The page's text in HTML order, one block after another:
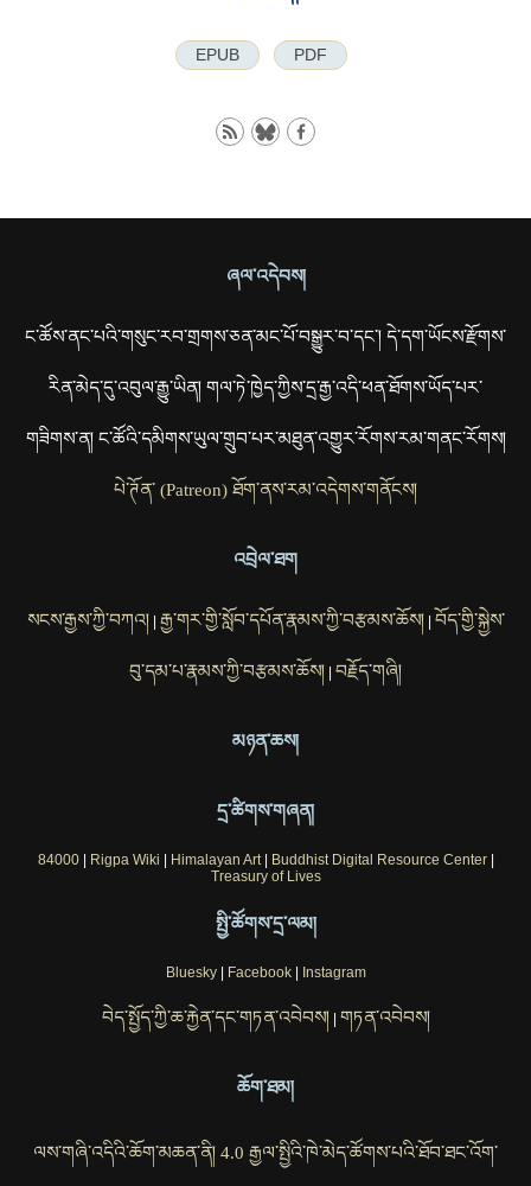
EPUB PDF
ཞལ་འདེབས།
ང་ཚོས་ནང་པའི་གསུང་རབ་གྲགས་ཅན་མང་པོ་བསྒྱུར་བ་དང་། དེ་དག་ཡོངས་རྫོགས་
རིན་མེད་དུ་འབུལ་རྒྱུ་ཡིན། གལ་ཏེ་ཁྱེད་ཀྱིས་དྲ་རྒྱ་འདི་ཕན་ཐོགས་ཡོད་པར་
གཟིགས་ན། ང་ཚོའི་དམིགས་ཡུལ་གྲུབ་པར་མཐུན་འགྱུར་རོགས་རམ་གནང་རོགས།
པེ་ཊོན་ (Patreon) ཐོག་ནས་རམ་འདེགས་གནོངས།
འབྲེལ་ཐག
སངས་རྒྱས་ཀྱི་བཀའ།| རྒྱ་གར་གྱི་སློབ་དཔོན་རྣམས་ཀྱི་བརྩམས་ཆོས།| བོད་གྱི་སྐྱེས་
བུ་དམ་པ་རྣམས་ཀྱི་བརྩམས་ཆོས། | བརྗོད་གཞི།
མཉན་ཆས།
དྲ་ཚིགས་གཞན།
84000| Rigpa Wiki | Himalayan Art| Buddhist Digital Resource Center|
Treasury of Lives
སྤྱི་ཚོགས་དྲ་ལམ།
Bluesky| Facebook| Instagram
བེད་སྤྱོད་ཀྱི་ཆ་རྐྱེན་དང་གཏན་འབེབས།| གཏན་འབེབས།
ཆོག་ཐམ།
ལས་གཞི་འདིའི་ཆོག་མཆན་ནི། 4.0 རྒྱལ་སྤྱིའི་ཁེ་མེད་ཚོགས་པའི་ཐོབ་ཐང་འོག་